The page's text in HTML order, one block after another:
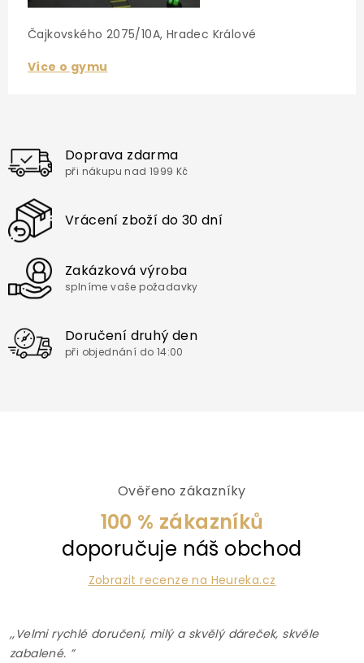
Čajkovského 2075/10A, Hradec Králové
Více o gymu
Doprava zdarma
při nákupu nad 1999 Kč
Vrácení zboží do 30 dní
Zakázková výroba
splníme vaše požadavky
Doručení druhý den
při objednání do 14:00
Ověřeno zákazníky
100 % zákazníků
doporučuje náš obchod
Zobrazit recenze na Heureka.cz
,,Velmi rychlé doručení, milý a skvělý dáreček, skvěle
zabalené. ”